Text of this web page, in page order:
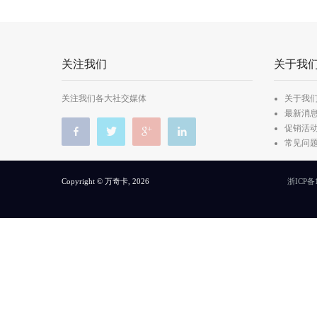
关注我们
关注我们各大社交媒体
关于我
关于我
最新消
促销活
常见问
Copyright © 万奇卡, 2026 浙ICP备